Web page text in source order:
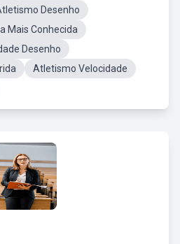
Desenho
Mais Conhecida
Desenho
Atletismo Velocidade